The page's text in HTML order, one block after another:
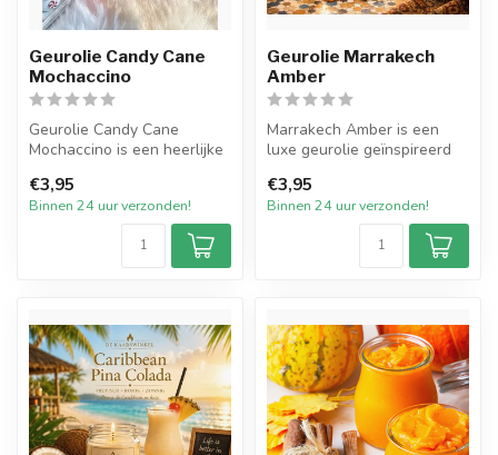
Geurolie Candy Cane
Mochaccino
Geurolie Candy Cane
Mochaccino is een heerlijke
van sui...
€3,95
Binnen 24 uur verzonden!
Geurolie Marrakech
Amber
Marrakech Amber is een
luxe geurolie geïnspireerd
sfeer va...
€3,95
Binnen 24 uur verzonden!